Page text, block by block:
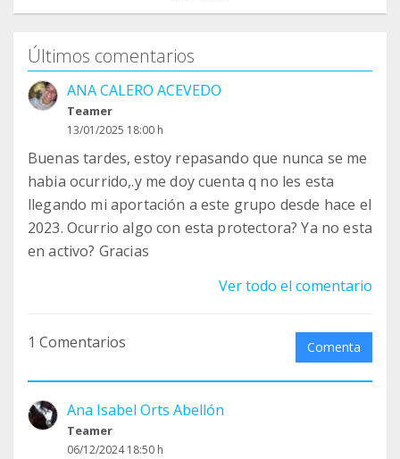
Últimos comentarios
ANA CALERO ACEVEDO
Teamer
13/01/2025 18:00 h
Buenas tardes, estoy repasando que nunca se me
habia ocurrido,.y me doy cuenta q no les esta
llegando mi aportación a este grupo desde hace el
2023. Ocurrio algo con esta protectora? Ya no esta
en activo? Gracias
Ver todo el comentario
1 Comentarios Comenta
Ana Isabel Orts Abellón
Teamer
06/12/2024 18:50 h